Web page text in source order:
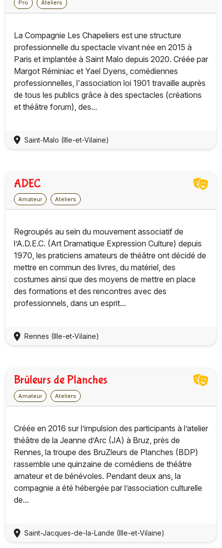
Pro Ateliers
La Compagnie Les Chapeliers est une structure
professionnelle du spectacle vivant née en 2015 à
Paris et implantée à Saint Malo depuis 2020. Créée par
Margot Réminiac et Yael Dyens, comédiennes
professionnelles, l'association loi 1901 travaille auprès
de tous les publics grâce à des spectacles (créations
et théâtre forum), des...
Saint-Malo (Ille-et-Vilaine)
ADEC
Amateur Ateliers
Regroupés au sein du mouvement associatif de
l’A.D.E.C. (Art Dramatique Expression Culture) depuis
1970, les praticiens amateurs de théâtre ont décidé de
mettre en commun des livres, du matériel, des
costumes ainsi que des moyens de mettre en place
des formations et des rencontres avec des
professionnels, dans un esprit...
Rennes (Ille-et-Vilaine)
Brûleurs de Planches
Amateur Ateliers
Créée en 2016 sur l’impulsion des participants à l’atelier
théâtre de la Jeanne d’Arc (JA) à Bruz, près de
Rennes, la troupe des BruZleurs de Planches (BDP)
rassemble une quinzaine de comédiens de théâtre
amateur et de bénévoles. Pendant deux ans, la
compagnie a été hébergée par l’association culturelle
de...
Saint-Jacques-de-la-Lande (Ille-et-Vilaine)